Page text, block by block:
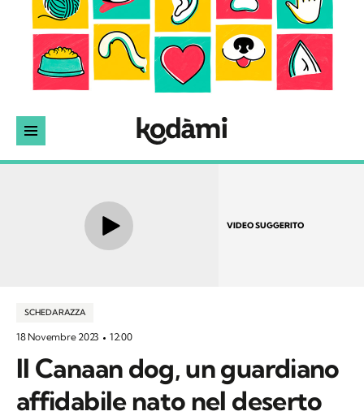
VIDEO SUGGERITO
SCHEDA RAZZA
18 Novembre 2023 12:00
Il Canaan dog, un guardiano
affidabile nato nel deserto